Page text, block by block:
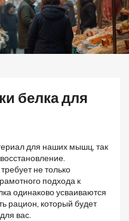
белка для
для наших мышц, так
не только
подхода к
одинаково усваиваются
рацион, который будет
вас.